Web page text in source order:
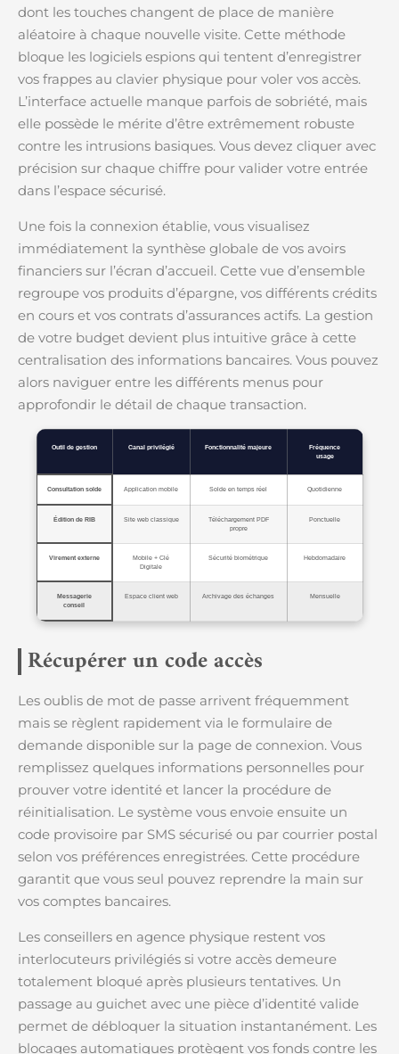
dont les touches changent de place de manière
aléatoire à chaque nouvelle visite. Cette méthode
bloque les logiciels espions qui tentent d’enregistrer
vos frappes au clavier physique pour voler vos accès.
L’interface actuelle manque parfois de sobriété, mais
elle possède le mérite d’être extrêmement robuste
contre les intrusions basiques. Vous devez cliquer avec
précision sur chaque chiffre pour valider votre entrée
dans l’espace sécurisé.
Une fois la connexion établie, vous visualisez
immédiatement la synthèse globale de vos avoirs
financiers sur l’écran d’accueil. Cette vue d’ensemble
regroupe vos produits d’épargne, vos différents crédits
en cours et vos contrats d’assurances actifs. La gestion
de votre budget devient plus intuitive grâce à cette
centralisation des informations bancaires. Vous pouvez
alors naviguer entre les différents menus pour
approfondir le détail de chaque transaction.
Outil de gestion Canal privilégié Fonctionnalité majeure
Fréquence
usage
Consultation solde Application mobile Solde en temps réel Quotidienne
Édition de RIB Site web classique
Téléchargement PDF
propre
Ponctuelle
Virement externe
Mobile + Clé
Digitale
Sécurité biométrique Hebdomadaire
Messagerie
conseil
Espace client web Archivage des échanges Mensuelle
Récupérer un code accès
Les oublis de mot de passe arrivent fréquemment
mais se règlent rapidement via le formulaire de
demande disponible sur la page de connexion. Vous
remplissez quelques informations personnelles pour
prouver votre identité et lancer la procédure de
réinitialisation. Le système vous envoie ensuite un
code provisoire par SMS sécurisé ou par courrier postal
selon vos préférences enregistrées. Cette procédure
garantit que vous seul pouvez reprendre la main sur
vos comptes bancaires.
Les conseillers en agence physique restent vos
interlocuteurs privilégiés si votre accès demeure
totalement bloqué après plusieurs tentatives. Un
passage au guichet avec une pièce d’identité valide
permet de débloquer la situation instantanément. Les
blocages automatiques protègent vos fonds contre les